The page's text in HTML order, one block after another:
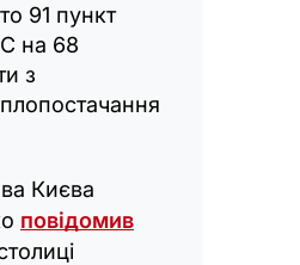
91 пункт
на 68
з
Києва
повідомив